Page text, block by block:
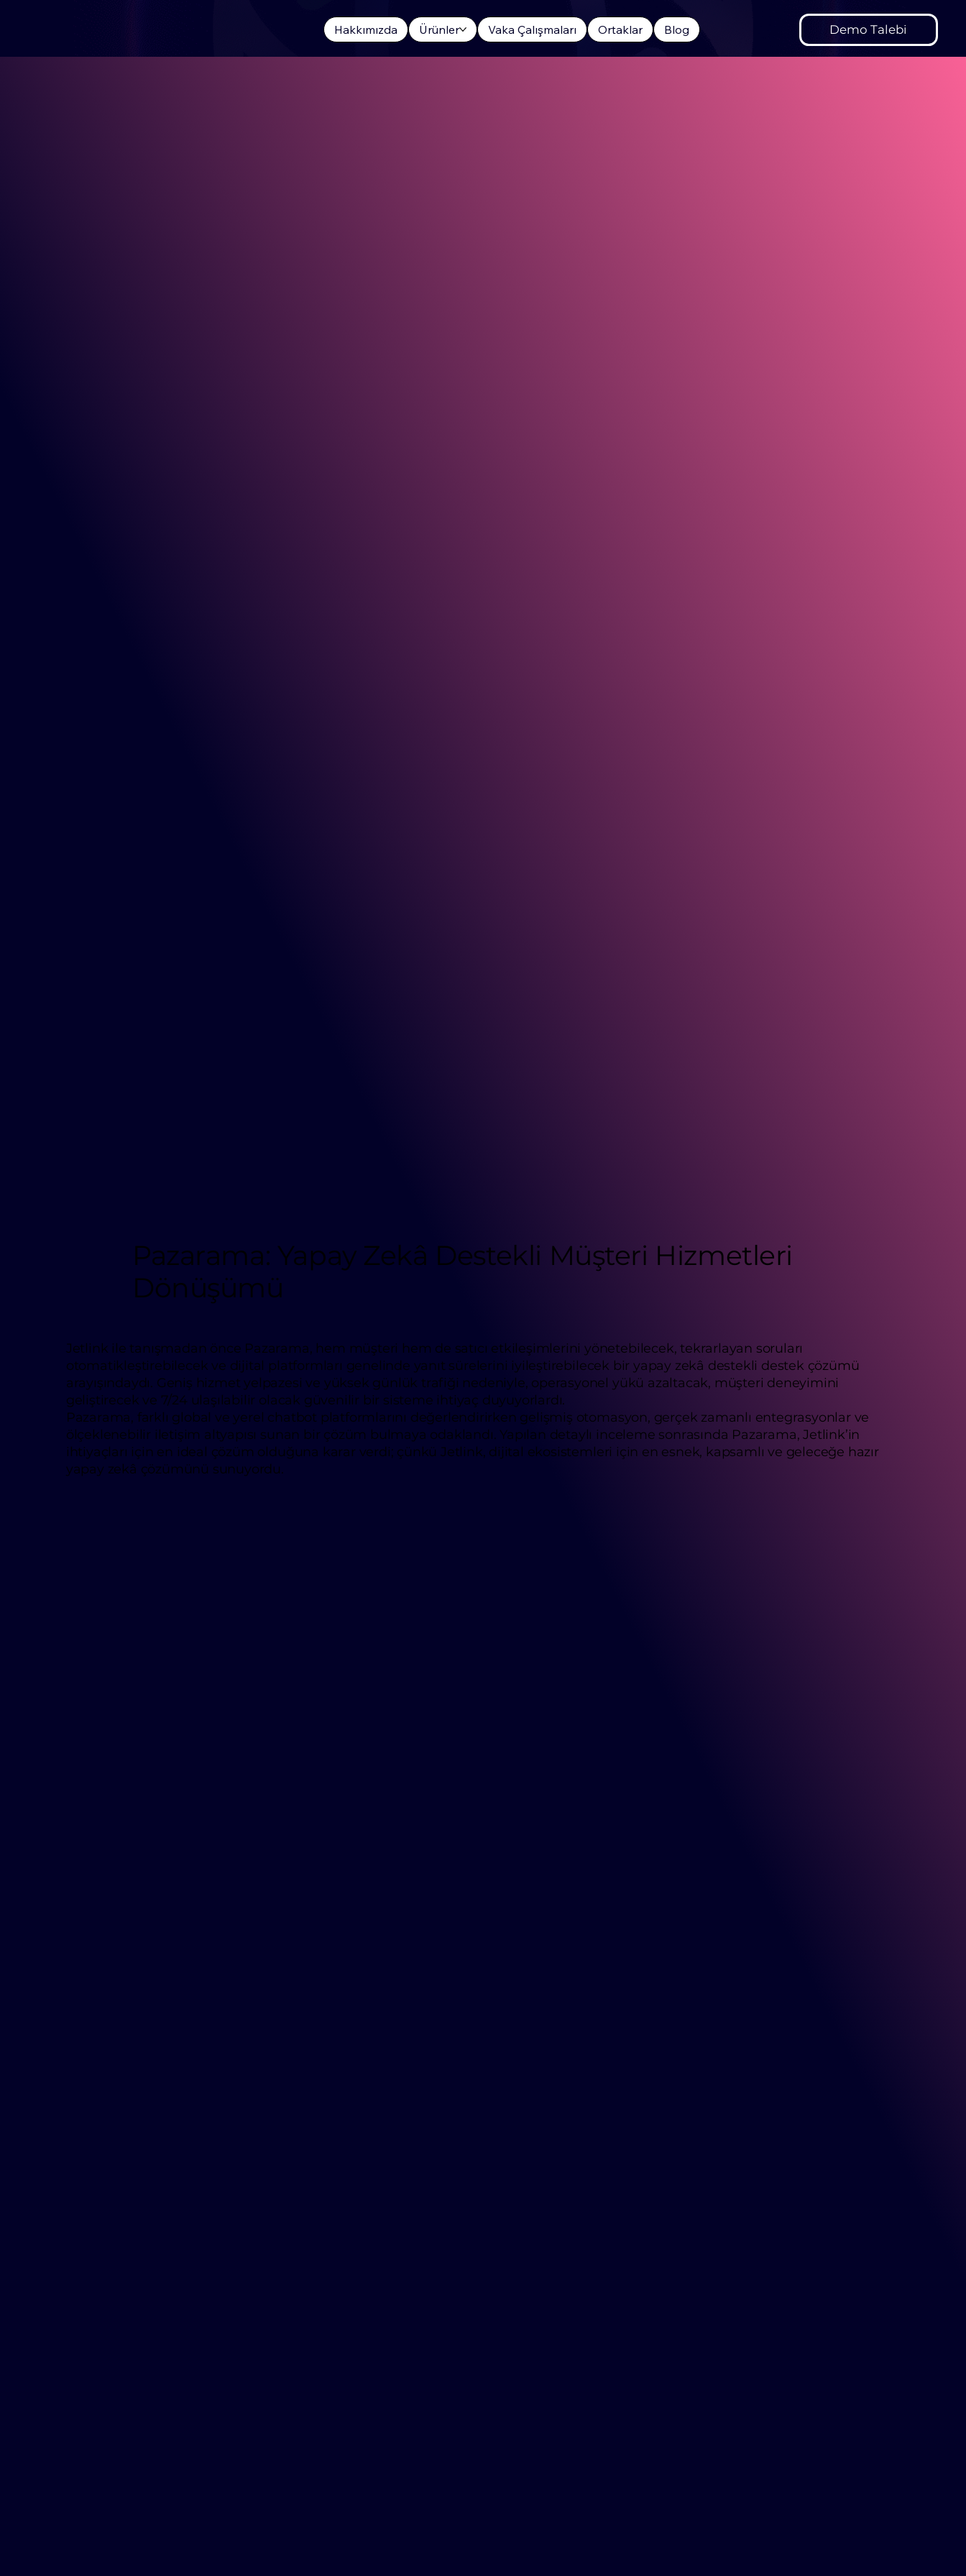
Demo Talebi
Hakkımızda Ürünler Vaka Çalışmaları Ortaklar Blog
Pazarama: Yapay Zekâ Destekli Müşteri Hizmetleri
Dönüşümü
Jetlink ile tanışmadan önce Pazarama, hem müşteri hem de satıcı etkileşimlerini yönetebilecek, tekrarlayan soruları
otomatikleştirebilecek ve dijital platformları genelinde yanıt sürelerini iyileştirebilecek bir yapay zekâ destekli destek çözümü
arayışındaydı. Geniş hizmet yelpazesi ve yüksek günlük trafiği nedeniyle, operasyonel yükü azaltacak, müşteri deneyimini
geliştirecek ve 7/24 ulaşılabilir olacak güvenilir bir sisteme ihtiyaç duyuyorlardı.
Pazarama, farklı global ve yerel chatbot platformlarını değerlendirirken gelişmiş otomasyon, gerçek zamanlı entegrasyonlar ve
ölçeklenebilir iletişim altyapısı sunan bir çözüm bulmaya odaklandı. Yapılan detaylı inceleme sonrasında Pazarama, Jetlink’in
ihtiyaçları için en ideal çözüm olduğuna karar verdi; çünkü Jetlink, dijital ekosistemleri için en esnek, kapsamlı ve geleceğe hazır
yapay zekâ çözümünü sunuyordu.